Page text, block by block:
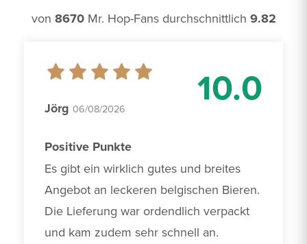
von 8670Mr. Hop-Fans durchschnittlich 9.82
10.0
Jörg 06/08/2026
Positive Punkte
Es gibt ein wirklich gutes und breites
Angebot an leckeren belgischen Bieren.
Die Lieferung war ordendlich verpackt
und kam zudem sehr schnell an.